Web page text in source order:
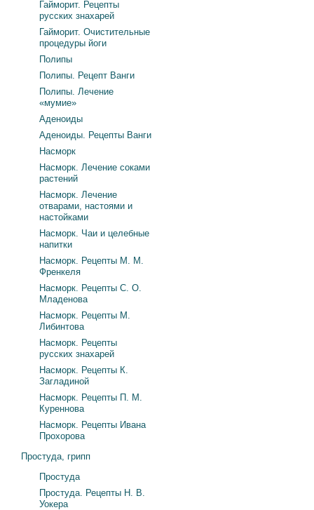
Гайморит. Рецепты
русских знахарей
Гайморит. Очистительные
процедуры йоги
Полипы
Полипы. Рецепт Ванги
Полипы. Лечение
«мумие»
Аденоиды
Аденоиды. Рецепты Ванги
Насморк
Насморк. Лечение соками
растений
Насморк. Лечение
отварами, настоями и
настойками
Насморк. Чаи и целебные
напитки
Насморк. Рецепты М. М.
Френкеля
Насморк. Рецепты С. О.
Младенова
Насморк. Рецепты М.
Либинтова
Насморк. Рецепты
русских знахарей
Насморк. Рецепты К.
Загладиной
Насморк. Рецепты П. М.
Куреннова
Насморк. Рецепты Ивана
Прохорова
Простуда, грипп
Простуда
Простуда. Рецепты Н. В.
Уокера